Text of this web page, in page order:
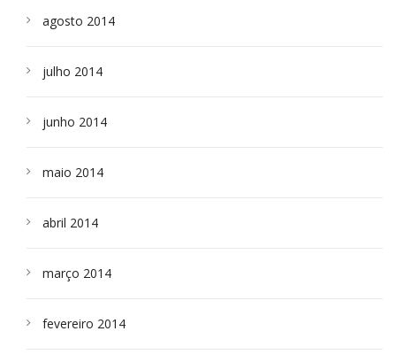
agosto 2014
julho 2014
junho 2014
maio 2014
abril 2014
março 2014
fevereiro 2014